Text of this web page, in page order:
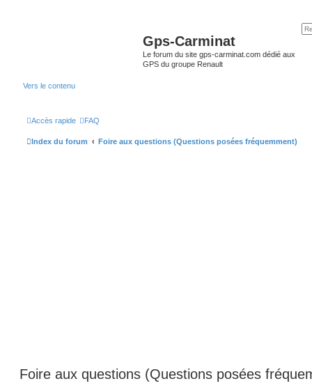
Gps-Carminat
Le forum du site gps-carminat.com dédié aux
GPS du groupe Renault
Vers le contenu
Accès rapide FAQ
Index du forum Foire aux questions (Questions posées fréquemment)
Foire aux questions (Questions posées